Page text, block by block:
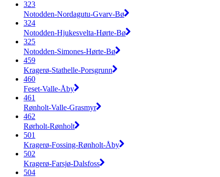
323
Notodden-Nordagutu-Gvarv-Bø
324
Notodden-Hjukesvelta-Hørte-Bø
325
Notodden-Simones-Hørte-Bø
459
Kragerø-Stathelle-Porsgrunn
460
Feset-Valle-Åby
461
Rønholt-Valle-Grasmyr
462
Rørholt-Rønholt
501
Kragerø-Fossing-Rønholt-Åby
502
Kragerø-Farsjø-Dalsfoss
504